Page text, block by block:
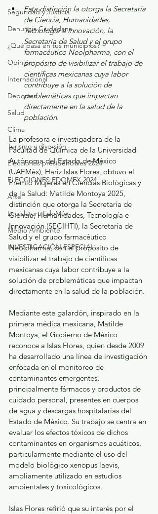
Seguridad y Justicia
Denuncia Ciudadana
¿Qué pasa en tus municipios?
Opinión
Internacional
Deportes
Salud
Clima
Turismo y diversión
Elecciones presidenciales 2024
ELECCIONES EDOMEX 2024
Arte
Legislatura EdoMéx
Medio Ambiente
INVESTIGACIÓN ESPECIAL
Esta distinción la otorga la Secretaría
de Ciencia, Humanidades,
Tecnología e Innovación, la
Secretaría de Salud y el grupo
farmacéutico Neolpharma, con el
propósito de visibilizar el trabajo de
científicas mexicanas cuya labor
contribuye a la solución de
problemáticas que impactan
directamente en la salud de la
población.
La profesora e investigadora de la
Facultad de Química de la Universidad
Autónoma del Estado de México
(UAEMéx), Hariz Islas Flores, obtuvo el
Premio Mujeres en Ciencias Biológicas y
de la Salud: Matilde Montoya 2025,
distinción que otorga la Secretaría de
Ciencia, Humanidades, Tecnología e
Innovación (SECIHTI), la Secretaría de
Salud y el grupo farmacéutico
Neolpharma, con el propósito de
visibilizar el trabajo de científicas
mexicanas cuya labor contribuye a la
solución de problemáticas que impactan
directamente en la salud de la población.
Mediante este galardón, inspirado en la
primera médica mexicana, Matilde
Montoya, el Gobierno de México
reconoce a Islas Flores, quien desde 2009
ha desarrollado una línea de investigación
enfocada en el monitoreo de
contaminantes emergentes,
principalmente fármacos y productos de
cuidado personal, presentes en cuerpos
de agua y descargas hospitalarias del
Estado de México. Su trabajo se centra en
evaluar los efectos tóxicos de dichos
contaminantes en organismos acuáticos,
particularmente mediante el uso del
modelo biológico xenopus laevis,
ampliamente utilizado en estudios
ambientales y toxicológicos.
Islas Flores refirió que su interés por el